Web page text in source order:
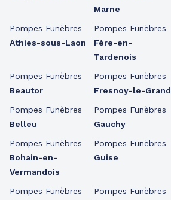
Pompes Funèbres
Athies-sous-Laon
Pompes Funèbres
Beautor
Pompes Funèbres
Belleu
Pompes Funèbres
Bohain-en-
Vermandois
Pompes Funèbres
Marne
Pompes Funèbres
Fère-en-
Tardenois
Pompes Funèbres
Fresnoy-le-Grand
Pompes Funèbres
Gauchy
Pompes Funèbres
Guise
Pompes Funèbres